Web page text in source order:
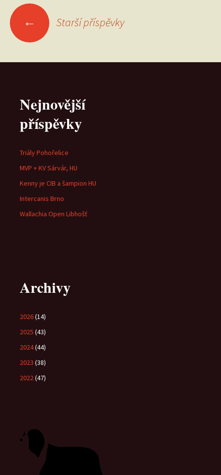
Navigace
pro
← Starší příspěvky
Nejnovější
příspěvky
Triály Pohořelice
MVP + KV Sárvár, HU
Kenny je CIB a šampion HU
Intercanis Brno
Wallachia Open Libhošť
Archivy
2026(14)
2025 (43)
2024(44)
2023 (38)
2022 (47)